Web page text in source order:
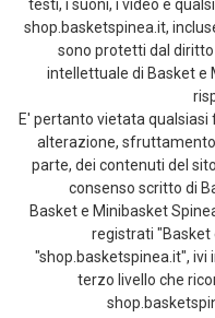
testi, i suoni, i video e
shop.basketspinea.it,
sono protetti dal
intellettuale di Basket e
E' pertanto vietata
alterazione,
parte, dei contenuti del
consenso scritto di
Basket e Minibasket
registrati "Basket
"shop.basketspinea.it", ivi
terzo livello che